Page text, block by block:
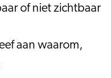
of niet zichtbaar
aan waarom,